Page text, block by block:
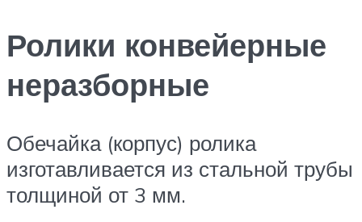
Ролики конвейерные
неразборные
Обечайка (корпус) ролика
изготавливается из стальной трубы
толщиной от 3 мм.